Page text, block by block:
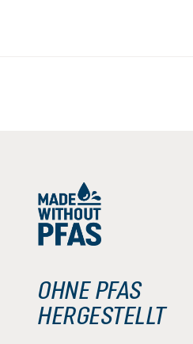
OHNE PFAS
HERGESTELLT